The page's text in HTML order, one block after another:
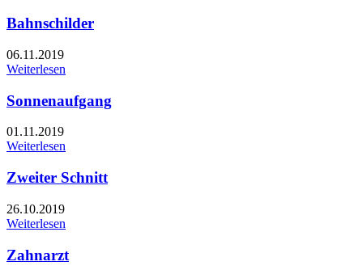
Bahnschilder
06.11.2019
Weiterlesen
Sonnenaufgang
01.11.2019
Weiterlesen
Zweiter Schnitt
26.10.2019
Weiterlesen
Zahnarzt